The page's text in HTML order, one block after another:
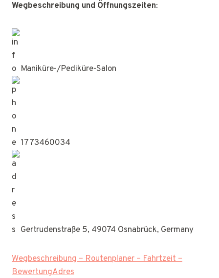
Wegbeschreibung und Öffnungszeiten:
Maniküre-/Pediküre-Salon
1773460034
Gertrudenstraße 5, 49074 Osnabrück, Germany
Wegbeschreibung – Routenplaner – Fahrtzeit –
BewertungAdres